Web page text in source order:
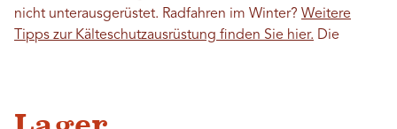
nicht unterausgerüstet. Radfahren im Winter? Weitere
Tipps zur Kälteschutzausrüstung finden Sie hier. Die